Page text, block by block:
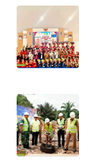
FORWAMKI
ALPERKLINAS
FORJASIDA
TAMBANG
NEWS